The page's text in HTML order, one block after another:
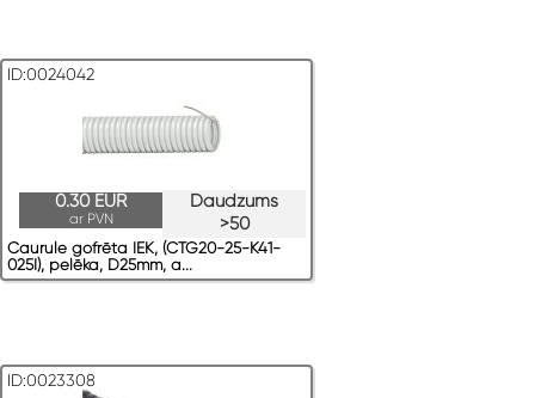
ID:0024042
Daudzums
>50
0.30 EUR
ar PVN
Caurule gofrēta IEK, (CTG20-25-K41-
025I), pelēka, D25mm, a...
ID:0023308